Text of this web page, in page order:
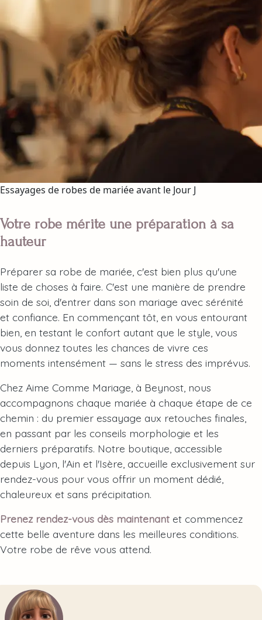
Essayages de robes de mariée avant le Jour J
Votre robe mérite une préparation à sa
hauteur
Préparer sa robe de mariée, c'est bien plus qu'une
liste de choses à faire. C'est une manière de prendre
soin de soi, d'entrer dans son mariage avec sérénité
et confiance. En commençant tôt, en vous entourant
bien, en testant le confort autant que le style, vous
vous donnez toutes les chances de vivre ces
moments intensément — sans le stress des imprévus.
Chez Aime Comme Mariage, à Beynost, nous
accompagnons chaque mariée à chaque étape de ce
chemin : du premier essayage aux retouches finales,
en passant par les conseils morphologie et les
derniers préparatifs. Notre boutique, accessible
depuis Lyon, l'Ain et l'Isère, accueille exclusivement sur
rendez-vous pour vous offrir un moment dédié,
chaleureux et sans précipitation.
Prenez rendez-vous dès maintenant et commencez
cette belle aventure dans les meilleures conditions.
Votre robe de rêve vous attend.